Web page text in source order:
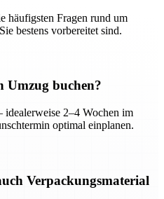
häufigsten Fragen rund um
bestens vorbereitet sind.
Umzug buchen?
2–4 Wochen im
optimal einplanen.
Verpackungsmaterial